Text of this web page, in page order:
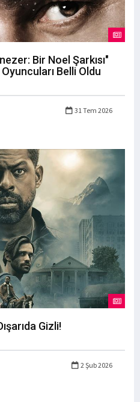
Bir Noel Şarkısı"
Belli Oldu
31 Tem 2026
Gizli!
2 Şub 2026